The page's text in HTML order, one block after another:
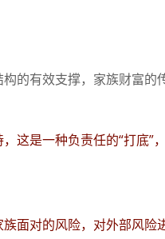
的有效支撑，家族财富的
这是一种负责任的“打底
面对的风险，对外部风